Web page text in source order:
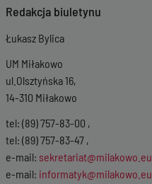
Redakcja biuletynu
Łukasz Bylica
UM Miłakowo
ul.Olsztyńska 16,
14-310 Miłakowo
tel: (89) 757-83-00 ,
tel: (89) 757-83-47 ,
e-mail: sekretariat@milakowo.eu
e-mail: informatyk@milakowo.eu